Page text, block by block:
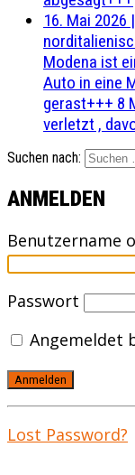
16. Mai 2026 |
Modena ist
Auto in eine
gerast+++ 8
verletzt ,
Suchen nach:
ANMELDEN
Benutzername
Passwort
Angemeldet
Lost Password?